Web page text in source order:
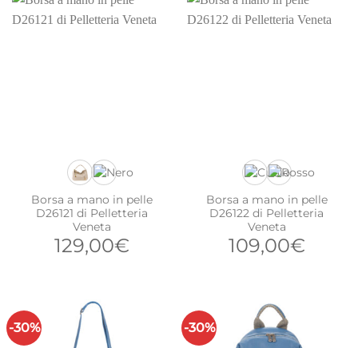
Borsa a mano in pelle
D26121 di Pelletteria
Veneta
129,00€
Borsa a mano in pelle
D26122 di Pelletteria
Veneta
109,00€
-30% -30%